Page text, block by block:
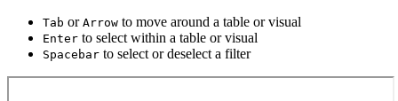
Tab or Arrow to move around a table or visual
Enter to select within a table or visual
Spacebar to select or deselect a filter